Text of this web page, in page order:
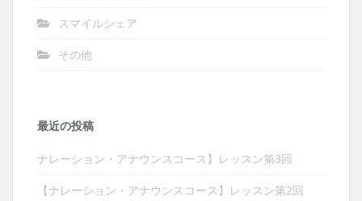
スマイルシェア
その他
最近の投稿
ナレーション・アナウンスコース】レッスン第3回
【ナレーション・アナウンスコース】レッスン第2回